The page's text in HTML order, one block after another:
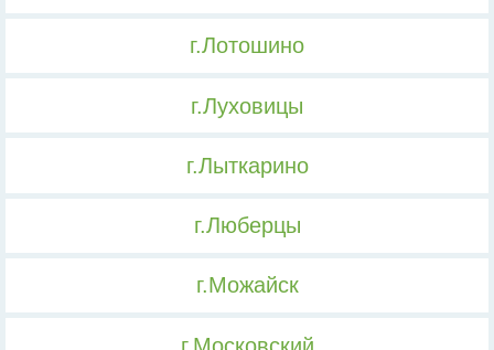
г.Лотошино
г.Луховицы
г.Лыткарино
г.Люберцы
г.Можайск